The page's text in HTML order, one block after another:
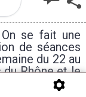
se fait une
de séances
du 22 au
Rhône et le